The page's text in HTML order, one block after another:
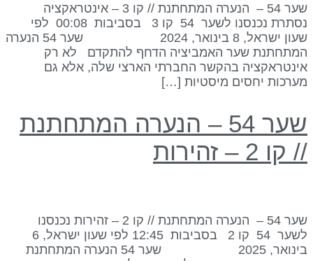
שער 54 – הנערה המתחתנת // קו 3 – אינטראקציה
נסתרת נכנסנו לשער 54 קו 3 בסביבות 00:08 לפי
שעון ישראל, 8 בינואר, 2024 שער 54 הנערה
שער האמביציה הדחף להתקדם לא רק
בהקשר החברתי הארצי שלה, אלא גם
יחסים מיסטיות […]
שער 54 – הנערה המתחתנת
2 – זהירות
שער 54 – הנערה המתחתנת // קו 2 – זהירות נכנסנו
לשער 54 קו 2 בסביבות 12:45 לפי שעון ישראל, 6
בינואר, 2025 שער 54 הנערה המתחתנת